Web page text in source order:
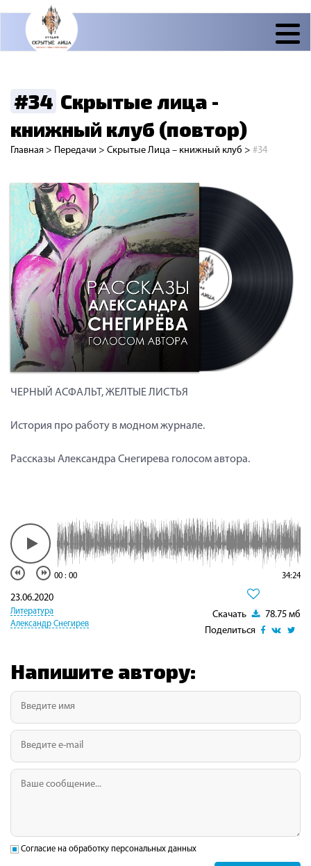
#34 Скрытые лица -
книжный клуб (повтор)
Главная > Передачи > Скрытые Лица – книжный клуб > #34
ЧЕРНЫЙ АСФАЛЬТ, ЖЕЛТЫЕ ЛИСТЬЯ
История про работу в модном журнале.
Рассказы Александра Снегирева голосом автора.
00 : 00 34:24
Скачать
78.75 мб
Поделиться
23.06.2020
Литература
Александр Снегирев
Напишите автору:
Согласие на обработку персональных данных